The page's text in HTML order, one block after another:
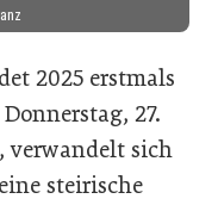
2025 erstmals
27.
verwandelt sich
steirische